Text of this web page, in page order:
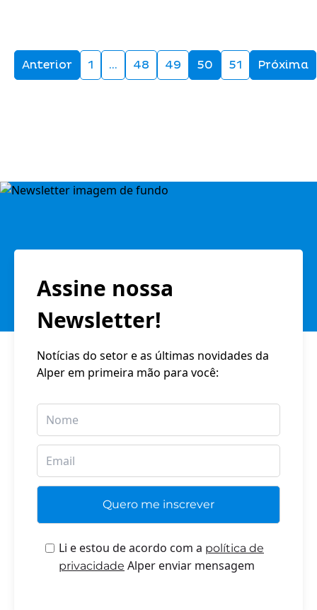
Anterior 1 … 48 49 50 51 Próxima
Assine nossa
Newsletter!
Notícias do setor e as últimas novidades da
Alper em primeira mão para você:
Li e estou de acordo com a política de
privacidade Alper enviar mensagem